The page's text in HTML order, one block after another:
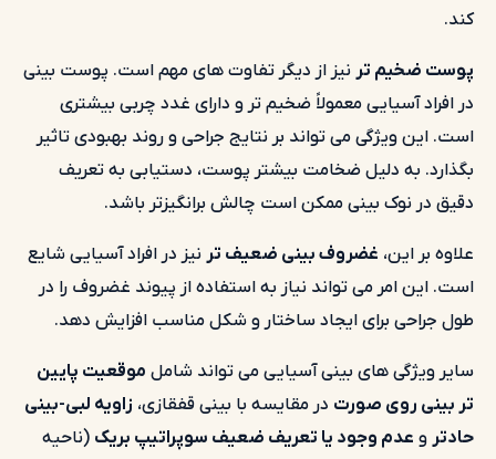
کند.
پوست ضخیم تر نیز از دیگر تفاوت های مهم است. پوست بینی
در افراد آسیایی معمولاً ضخیم تر و دارای غدد چربی بیشتری
است. این ویژگی می تواند بر نتایج جراحی و روند بهبودی تاثیر
بگذارد. به دلیل ضخامت بیشتر پوست، دستیابی به تعریف
دقیق در نوک بینی ممکن است چالش برانگیزتر باشد.
علاوه بر این، غضروف بینی ضعیف تر نیز در افراد آسیایی شایع
است. این امر می تواند نیاز به استفاده از پیوند غضروف را در
طول جراحی برای ایجاد ساختار و شکل مناسب افزایش دهد.
سایر ویژگی های بینی آسیایی می تواند شامل موقعیت پایین
تر بینی روی صورت در مقایسه با بینی قفقازی، زاویه لبی-بینی
حادتر و عدم وجود یا تعریف ضعیف سوپراتیپ بریک (ناحیه